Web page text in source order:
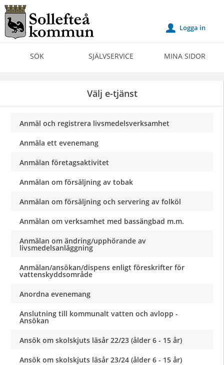
Välkommen
till
Självservice
Sollefteå
SÖK SJÄLVSERVICE MINA SIDOR
u Logga in
Välj e-tjänst
Anmäl och registrera livsmedelsverksamhet
Anmäla ett evenemang
Anmälan företagsaktivitet
Anmälan om försäljning av tobak
Anmälan om försäljning och servering av folköl
Anmälan om verksamhet med bassängbad m.m.
Anmälan om ändring/upphörande av
livsmedelsanläggning
Anmälan/ansökan/dispens enligt föreskrifter för
vattenskyddsområde
Anordna evenemang
Anslutning till kommunalt vatten och avlopp -
Ansökan
Ansök om skolskjuts läsår 22/23 (ålder 6 - 15 år)
Ansök om skolskjuts läsår 23/24 (ålder 6 - 15 år)